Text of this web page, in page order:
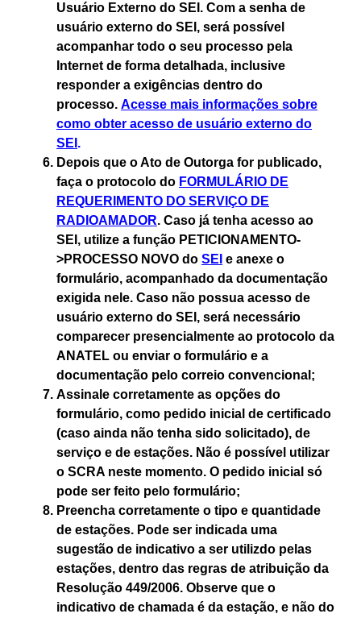
Usuário Externo do SEI . Com a senha de
usuário externo do SEI, será possível
acompanhar todo o seu processo pela
Internet de forma detalhada, inclusive
responder a exigências dentro do
processo. Acesse mais informações sobre
como obter acesso de usuário externo do
SEI .
Depois que o Ato de Outorga for publicado,
faça o protocolo do FORMULÁRIO DE
REQUERIMENTO DO SERVIÇO DE
RADIOAMADOR. Caso já tenha acesso ao
SEI, utilize a função PETICIONAMENTO-
>PROCESSO NOVO do SEI e anexe o
formulário, acompanhado da documentação
exigida nele. Caso não possua acesso de
usuário externo do SEI, será necessário
comparecer presencialmente ao protocolo da
ANATEL ou enviar o formulário e a
documentação pelo correio convencional;
Assinale corretamente as opções do
formulário, como pedido inicial de certificado
(caso ainda não tenha sido solicitado), de
serviço e de estações. Não é possível utilizar
o SCRA neste momento. O pedido inicial só
pode ser feito pelo formulário;
Preencha corretamente o tipo e quantidade
de estações. Pode ser indicada uma
sugestão de indicativo a ser utilizdo pelas
estações, dentro das regras de atribuição da
Resolução 449/2006. Observe que o
indicativo de chamada é da estação, e não do